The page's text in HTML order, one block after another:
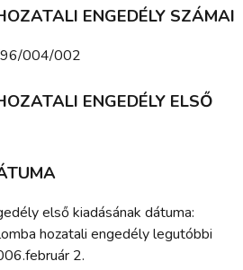
ENGEDÉLY SZÁMAI
004/002
ENGEDÉLY ELSŐ
első kiadásának dátuma:
hozatali engedély legutóbbi
2.